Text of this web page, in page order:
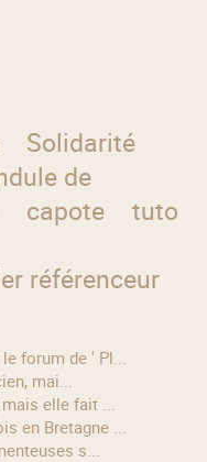
Solidarité
de
capote
tuto
référenceur
forum de ' Pl...
mai...
elle fait ...
en Bretagne ...
s...